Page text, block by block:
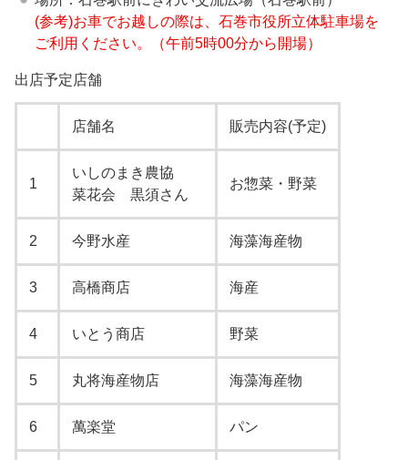
(参考)お車でお越しの際は、石巻市役所立体駐車場を
ご利用ください。（午前5時00分から開場）
出店予定店舗
店舗名 販売内容(予定)
1
いしのまき農協
菜花会 黒須さん
お惣菜・野菜
2 今野水産 海藻海産物
3 高橋商店 海産
4 いとう商店 野菜
5 丸将海産物店 海藻海産物
6 萬楽堂 パン